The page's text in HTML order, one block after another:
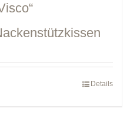
Details